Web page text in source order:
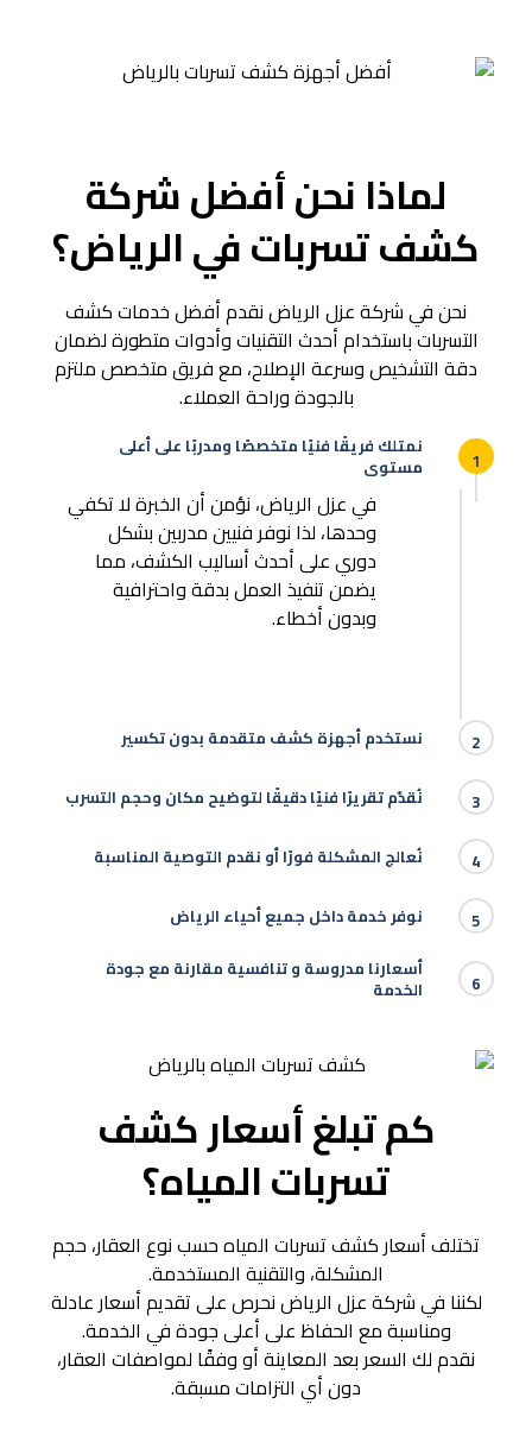
لماذا نحن أفضل شركة
كشف تسربات في الرياض؟
نحن في شركة عزل الرياض نقدم أفضل خدمات كشف
التسربات باستخدام أحدث التقنيات وأدوات متطورة لضمان
دقة التشخيص وسرعة الإصلاح، مع فريق متخصص ملتزم
بالجودة وراحة العملاء.
1
نمتلك فريقًا فنيًا متخصصًا ومدربًا على أعلى
مستوى
في عزل الرياض، نؤمن أن الخبرة لا تكفي
وحدها، لذا نوفر فنيين مدربين بشكل
دوري على أحدث أساليب الكشف، مما
يضمن تنفيذ العمل بدقة واحترافية
وبدون أخطاء.
2 نستخدم أجهزة كشف متقدمة بدون تكسير
3 نُقدّم تقريرًا فنيًا دقيقًا لتوضيح مكان وحجم التسرب
4 نُعالج المشكلة فورًا أو نقدم التوصية المناسبة
5 نوفر خدمة داخل جميع أحياء الرياض
6
أسعارنا مدروسة و تنافسية مقارنة مع جودة
الخدمة
كم تبلغ أسعار كشف
تسربات المياه؟
تختلف أسعار كشف تسربات المياه حسب نوع العقار، حجم
المشكلة، والتقنية المستخدمة.
لكننا في شركة عزل الرياض نحرص على تقديم أسعار عادلة
ومناسبة مع الحفاظ على أعلى جودة في الخدمة.
نقدم لك السعر بعد المعاينة أو وفقًا لمواصفات العقار،
دون أي التزامات مسبقة.